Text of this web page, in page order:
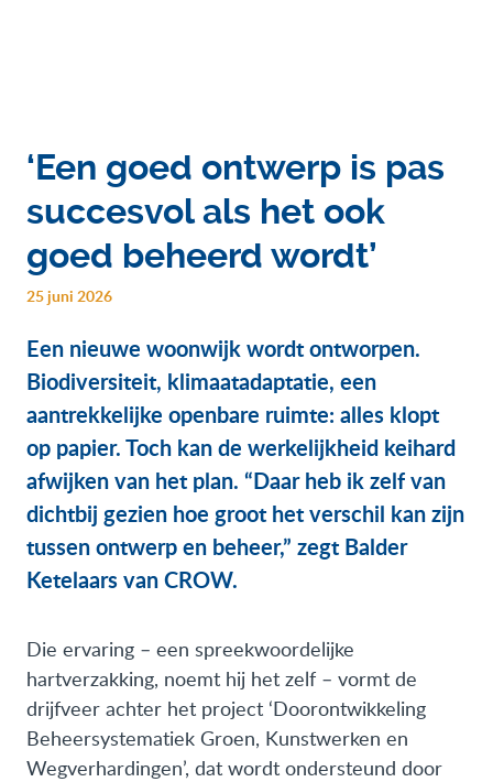
‘Een goed ontwerp is pas
succesvol als het ook
goed beheerd wordt’
25 juni 2026
Een nieuwe woonwijk wordt ontworpen.
Biodiversiteit, klimaatadaptatie, een
aantrekkelijke openbare ruimte: alles klopt
op papier. Toch kan de werkelijkheid keihard
afwijken van het plan. “Daar heb ik zelf van
dichtbij gezien hoe groot het verschil kan zijn
tussen ontwerp en beheer,” zegt Balder
Ketelaars van CROW.
Die ervaring – een spreekwoordelijke
hartverzakking, noemt hij het zelf – vormt de
drijfveer achter het project ‘Doorontwikkeling
Beheersystematiek Groen, Kunstwerken en
Wegverhardingen’, dat wordt ondersteund door